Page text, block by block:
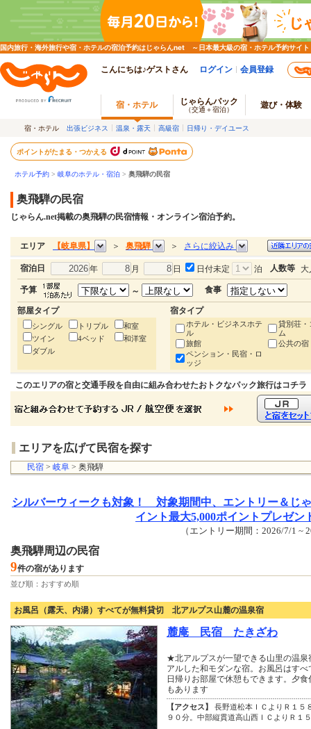
国内旅行・海外旅行や宿・ホテルの宿泊予約はじゃらんnet ～日本最大級の宿・ホテル予約サイト
こんにちは♪ゲストさん ログイン 会員登録
宿・ホテル じゃらんパック
（交通＋宿泊） 遊び・体験
宿・ホテル 出張ビジネス 温泉・露天 高級宿 日帰り・デイユース
ポイントがたまる・つかえる
ホテル予約 > 岐阜のホテル・宿泊 > 奥飛騨の民宿
奥飛騨の民宿
じゃらん.net掲載の奥飛騨の民宿情報・オンライン宿泊予約。
エリア 【岐阜県】 ＞ 奥飛騨 ＞ さらに絞込み
宿泊日 年 月 日 日付未定 泊 人数等
予算 ～ 食事
部屋タイプ 宿タイプ
シングル トリプル
和室
ツイン
4ベッド
和洋室
ダブル
ホテル・ビジネスホテ
ル
貸別荘・
ム
旅館
公共の宿
ペンション・民宿・ロ
ッジ
このエリアの宿と交通手段を自由に組み合わせたおトクなパック旅行はコチラ
エリアを広げて民宿を探す
民宿 > 岐阜 > 奥飛騨
シルバーウィークも対象！ 対象期間中、エントリー＆じ
イント最大5,000ポイントプレゼン
（エントリー期間：2026/7/1 ~
奥飛騨周辺の民宿
9件の宿があります
並び順：おすすめ順
お風呂（露天、内湯）すべてが無料貸切 北アルプス山麓の温泉宿
麓庵 民宿 たきざわ
★北アルプスが一望できる山里の温
アルした和モダンな宿。お風呂はす
日帰りお部屋で休憩もできます。夕
もあります
【アクセス】
長野道松本ＩＣよりＲ１５
９０分。中部縦貫道高山西ＩＣよりＲ１